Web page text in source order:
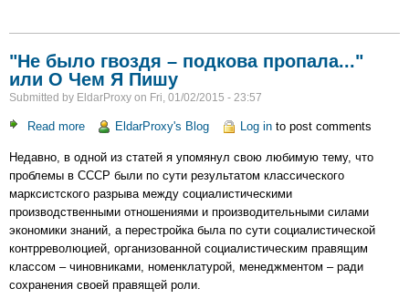
"Не было гвоздя – подкова пропала..."
или О Чем Я Пишу
Submitted by EldarProxy on Fri, 01/02/2015 - 23:57
Read more about
было
гвоздя
–
подкова
пропала..."
или
О
Чем
EldarProxy's Blog Log into post comments
Недавно, в одной из статей я упомянул свою любимую тему, что
проблемы в СССР были по сути результатом классического
марксистского разрыва между социалистическими
производственными отношениями и производительными силами
экономики знаний, а перестройка была по сути социалистической
контрреволюцией, организованной социалистическим правящим
классом – чиновниками, номенклатурой, менеджментом – ради
сохранения своей правящей роли.